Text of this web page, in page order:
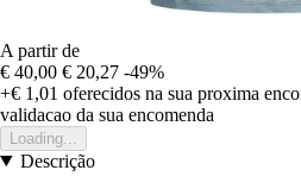
A partir de
€ 40,00 € 20,27 -49%
+€ 1,01 oferecidos na sua proxima
validacao da sua encomenda
Loading...
Descrição